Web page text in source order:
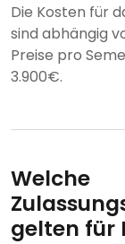
Die Kosten für
sind abhängig
Preise pro
3.900€.
Welche
gelten für